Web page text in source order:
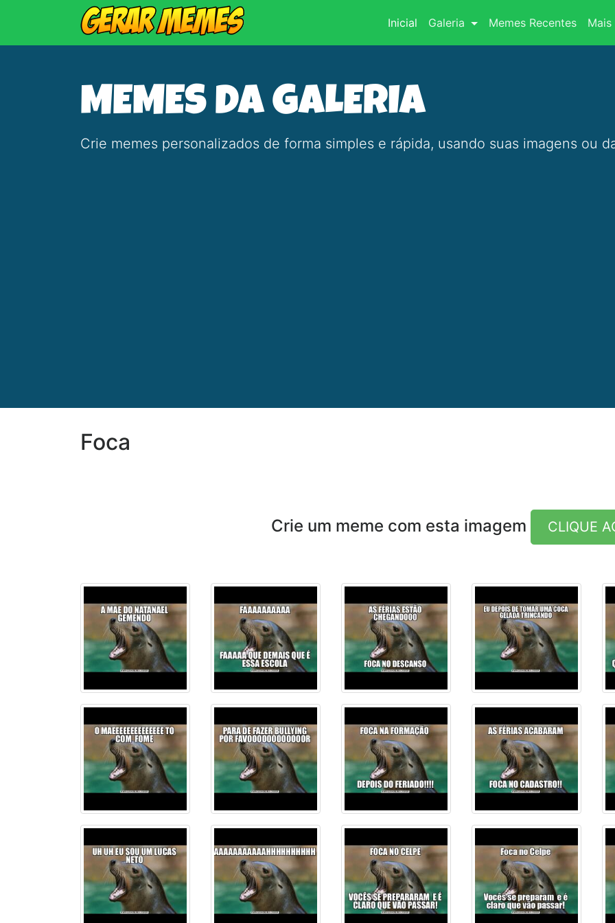
Inicial(current)
Galeria Memes Recentes
MEMES DA GALERIA
Crie memes personalizados de forma simples e rápida, usando suas imagens ou
Foca
Crie um meme com esta imagem CLIQUE